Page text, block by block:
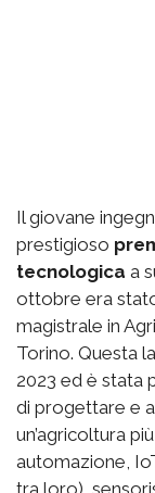
Il giovane
prestigioso
tecnologica a
ottobre era
magistrale in
Torino. Questa
2023 ed è stata
di progettare e
un’agricoltura
automazione,
tra loro),